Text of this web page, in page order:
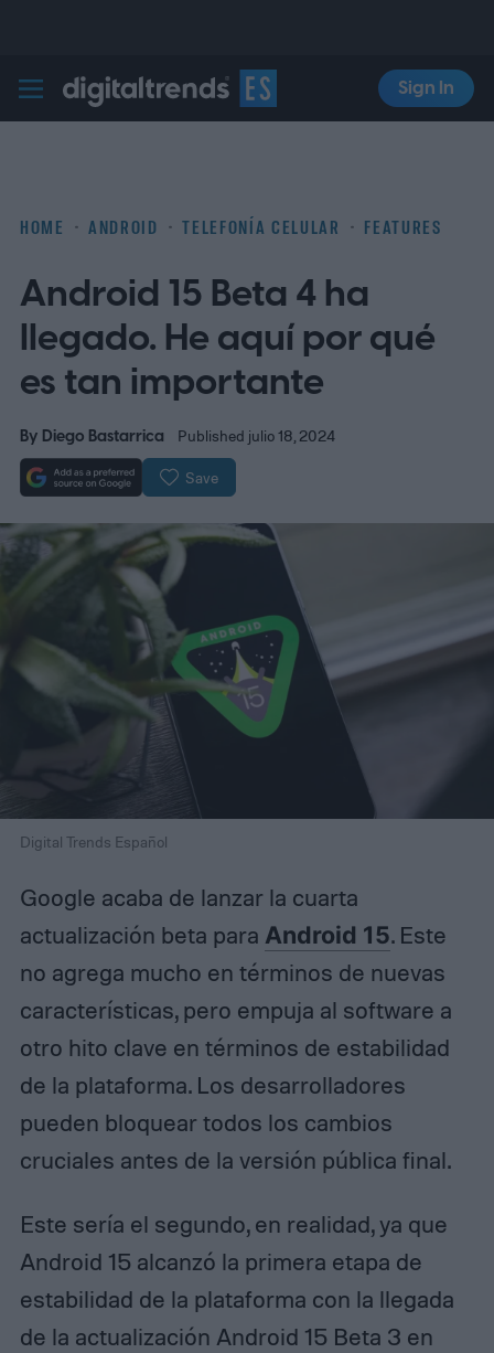
Digital Trends Español
Sign In
HOME ANDROID TELEFONÍA CELULAR FEATURES
Android 15 Beta 4 ha
llegado. He aquí por qué
es tan importante
By Diego Bastarrica Published julio 18, 2024
Save
Digital Trends Español
Google acaba de lanzar la cuarta
actualización beta para Android 15. Este
no agrega mucho en términos de nuevas
características, pero empuja al software a
otro hito clave en términos de estabilidad
de la plataforma. Los desarrolladores
pueden bloquear todos los cambios
cruciales antes de la versión pública final.
Este sería el segundo, en realidad, ya que
Android 15 alcanzó la primera etapa de
estabilidad de la plataforma con la llegada
de la actualización Android 15 Beta 3 en